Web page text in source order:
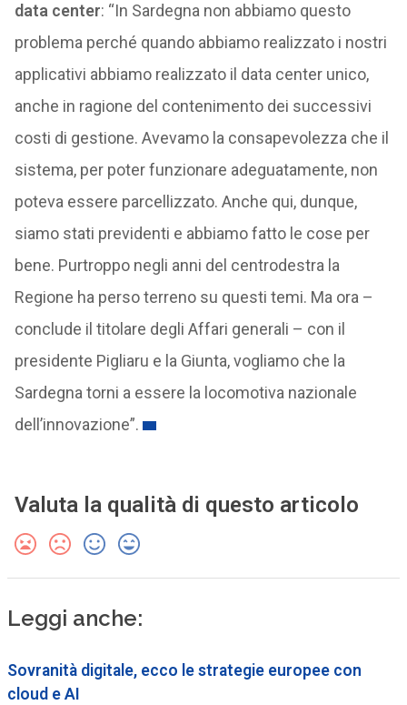
data center: “In Sardegna non abbiamo questo
problema perché quando abbiamo realizzato i nostri
applicativi abbiamo realizzato il data center unico,
anche in ragione del contenimento dei successivi
costi di gestione. Avevamo la consapevolezza che il
sistema, per poter funzionare adeguatamente, non
poteva essere parcellizzato. Anche qui, dunque,
siamo stati previdenti e abbiamo fatto le cose per
bene. Purtroppo negli anni del centrodestra la
Regione ha perso terreno su questi temi. Ma ora –
conclude il titolare degli Affari generali – con il
presidente Pigliaru e la Giunta, vogliamo che la
Sardegna torni a essere la locomotiva nazionale
dell’innovazione”.
Valuta la qualità di questo articolo
Leggi anche:
Sovranità digitale, ecco le strategie europee con
cloud e AI